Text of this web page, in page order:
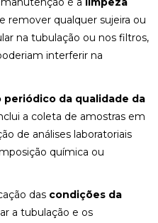
remover qualquer sujeira ou
na tubulação ou nos filtros,
interferir na
da qualidade da
a coleta de amostras em
de análises laboratoriais
química ou
das condições da
a tubulação e os